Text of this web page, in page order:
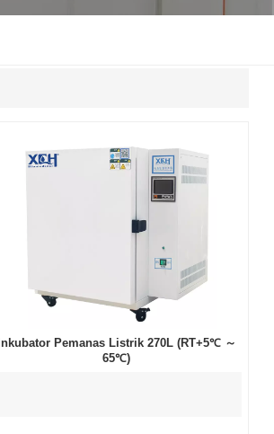
Indonesia
Inkubator Pemanas Listrik 270L (RT+5℃ ～
65℃)